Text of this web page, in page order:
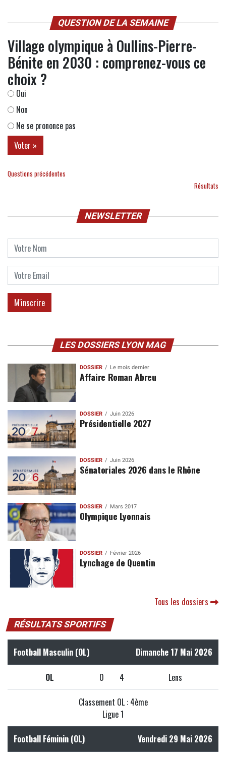
QUESTION DE LA SEMAINE
Village olympique à Oullins-Pierre-
Bénite en 2030 : comprenez-vous ce
choix ?
Oui
Non
Ne se prononce pas
Questions précédentes
Résultats
NEWSLETTER
LES DOSSIERS LYON MAG
DOSSIER Le mois dernier
Affaire Roman Abreu
DOSSIER Juin 2026
Présidentielle 2027
DOSSIER Juin 2026
Sénatoriales 2026 dans le Rhône
DOSSIER Mars 2017
Olympique Lyonnais
DOSSIER Février 2026
Lynchage de Quentin
Tous les dossiers
RÉSULTATS SPORTIFS
Football Masculin (OL) Dimanche 17 Mai 2026
OL 0 4 Lens
Classement OL : 4ème
Ligue 1
Football Féminin (OL) Vendredi 29 Mai 2026